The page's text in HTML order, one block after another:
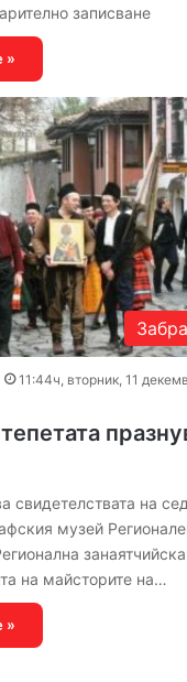
записване
»
11:44ч, вторник, 11
свидетелствата на
музей
на майсторите на…
»